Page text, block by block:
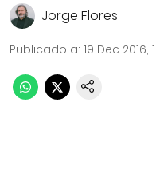
Jorge Flores
Publicado a: 19 Dec 2016,